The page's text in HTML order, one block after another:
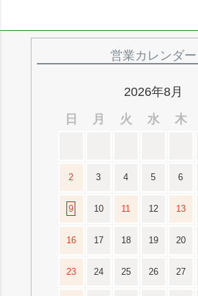
営業カレンダー
2026年8月
日
月 火 水 木
2 3 4 5 6
9 10 11 12 13
16 17 18 19 20
23 24 25 26 27